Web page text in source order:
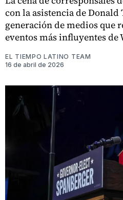
con la asistencia de
generación de medios que
eventos más influyentes de
EL TIEMPO LATINO TEAM
16 de abril de 2026